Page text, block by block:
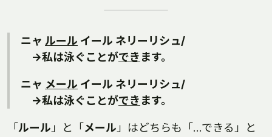
ニャ ルール イール ネリーリシュ/
→私は泳ぐことができ ます。
ニャ メール イール ネリーリシュ/
→私は泳ぐことができ ます。
「 ルール 」と「 メール 」はどちらも「…できる」と